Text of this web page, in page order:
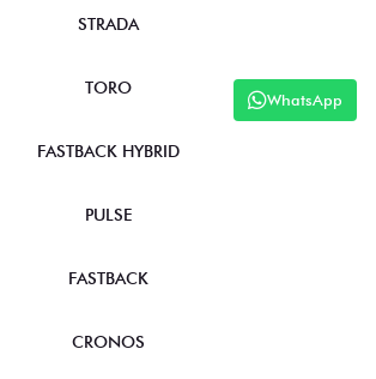
WhatsApp
STRADA
TORO
FASTBACK HYBRID
PULSE
FASTBACK
CRONOS